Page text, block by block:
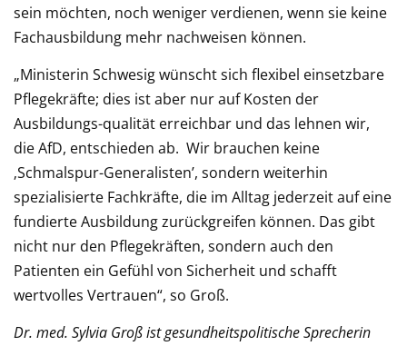
sein möchten, noch weniger verdienen, wenn sie keine
Fachausbildung mehr nachweisen können.
„Ministerin Schwesig wünscht sich flexibel einsetzbare
Pflegekräfte; dies ist aber nur auf Kosten der
Ausbildungs-qualität erreichbar und das lehnen wir,
die AfD, entschieden ab. Wir brauchen keine
‚Schmalspur-Generalisten’, sondern weiterhin
spezialisierte Fachkräfte, die im Alltag jederzeit auf eine
fundierte Ausbildung zurückgreifen können. Das gibt
nicht nur den Pflegekräften, sondern auch den
Patienten ein Gefühl von Sicherheit und schafft
wertvolles Vertrauen“, so Groß.
Dr. med. Sylvia Groß ist gesundheitspolitische Sprecherin